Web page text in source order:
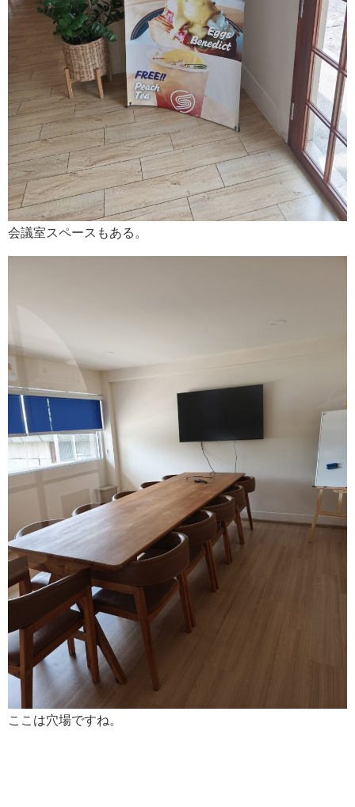
会議室スペースもある。
ここは穴場ですね。